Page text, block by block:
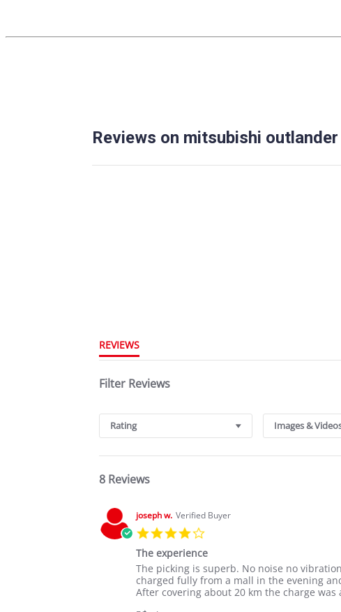
Reviews on mitsubishi
REVIEWS
Filter Reviews
Rating Images &
8 Reviews
joseph w. Verified Buyer
rating
The experience
Review
by
joseph
review
stating
The
The picking is superb. No noise no
charged fully from a mall in the evening
After covering about 20 km the charge was